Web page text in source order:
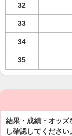
32
33
34
35
結果・成績・オッ
し確認してください。